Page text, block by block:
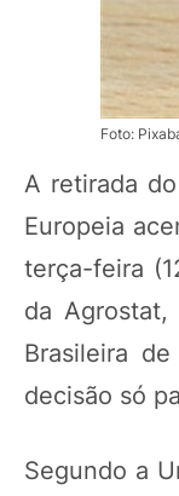
Foto:
A retirada
Europeia
terça-feira
da
Brasileira
decisão só
Segundo a